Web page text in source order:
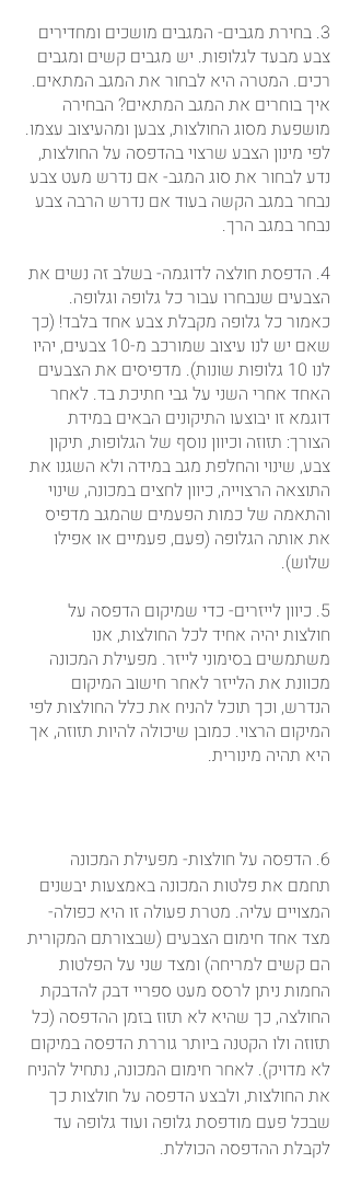
3. בחירת מגבים- המגבים מושכים ומחדירים
צבע מבעד לגלופות. יש מגבים קשים ומגבים
רכים. המטרה היא לבחור את המגב המתאים.
איך בוחרים את המגב המתאים? הבחירה
מושפעת מסוג החולצות, צבען ומהעיצוב עצמו.
לפי מינון הצבע שרצוי בהדפסה על החולצות,
נדע לבחור את סוג המגב- אם נדרש מעט צבע
נבחר במגב הקשה בעוד אם נדרש הרבה צבע
נבחר במגב הרך.
4. הדפסת חולצה לדוגמה- בשלב זה נשים את
הצבעים שנבחרו עבור כל גלופה וגלופה.
כאמור כל גלופה מקבלת צבע אחד בלבד! (כך
שאם יש לנו עיצוב שמורכב מ-10 צבעים, יהיו
לנו 10 גלופות שונות). מדפיסים את הצבעים
האחד אחרי השני על גבי חתיכת בד. לאחר
דוגמא זו יבוצעו התיקונים הבאים במידת
הצורך: תזוזה וכיוון נוסף של הגלופות, תיקון
צבע, שינוי והחלפת מגב במידה ולא השגנו את
התוצאה הרצוייה, כיוון לחצים במכונה, שינוי
והתאמה של כמות הפעמים שהמגב מדפיס
את אותה הגלופה (פעם, פעמיים או אפילו
שלוש).
5. כיוון לייזרים- כדי שמיקום הדפסה על
חולצות יהיה אחיד לכל החולצות, אנו
משתמשים בסימוני לייזר. מפעילת המכונה
מכוונת את הלייזר לאחר חישוב המיקום
הנדרש, וכך תוכל להניח את כלל החולצות לפי
המיקום הרצוי. כמובן שיכולה להיות תזוזה, אך
היא תהיה מינורית.
6. הדפסה על חולצות- מפעילת המכונה
תחמם את פלטות המכונה באמצעות יבשנים
המצויים עליה. מטרת פעולה זו היא כפולה-
מצד אחד חימום הצבעים (שבצורתם המקורית
הם קשים למריחה) ומצד שני על הפלטות
החמות ניתן לרסס מעט ספריי דבק להדבקת
החולצה, כך שהיא לא תזוז בזמן ההדפסה (כל
תזוזה ולו הקטנה ביותר גוררת הדפסה במיקום
לא מדויק). לאחר חימום המכונה, נתחיל להניח
את החולצות, ולבצע הדפסה על חולצות כך
שבכל פעם מודפסת גלופה ועוד גלופה עד
לקבלת ההדפסה הכוללת.